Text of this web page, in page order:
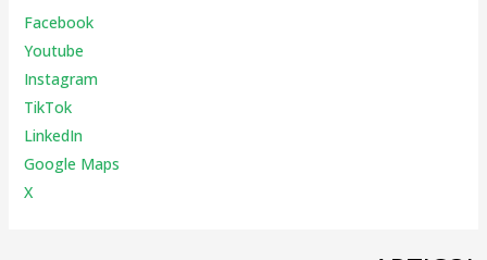
Facebook
Youtube
Instagram
TikTok
LinkedIn
Google Maps
X